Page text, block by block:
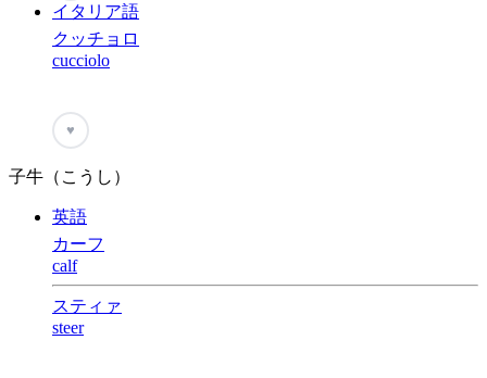
イタリア語
クッチョロ
cucciolo
♥
子牛（こうし）
英語
カーフ
calf
スティァ
steer